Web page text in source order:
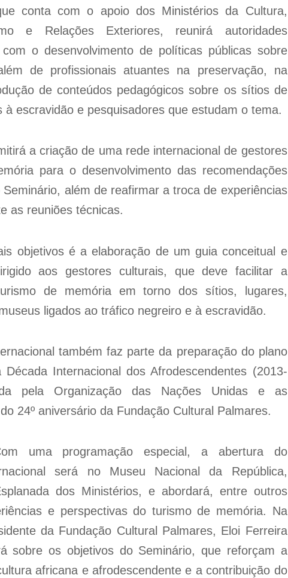
conta com o apoio dos Ministérios da Cultura,
e Relações Exteriores, reunirá autoridades
com o desenvolvimento de políticas públicas sobre
de profissionais atuantes na preservação, na
de conteúdos pedagógicos sobre os sítios de
à escravidão e pesquisadores que estudam o tema.
a criação de uma rede internacional de gestores
para o desenvolvimento das recomendações
além de reafirmar a troca de experiências
as reuniões técnicas.
objetivos é a elaboração de um guia conceitual e
aos gestores culturais, que deve facilitar a
de memória em torno dos sítios, lugares,
ligados ao tráfico negreiro e à escravidão.
também faz parte da preparação do plano
Internacional dos Afrodescendentes (2013-
pela Organização das Nações Unidas e as
24º aniversário da Fundação Cultural Palmares.
uma programação especial, a abertura do
será no Museu Nacional da República,
dos Ministérios, e abordará, entre outros
e perspectivas do turismo de memória. Na
da Fundação Cultural Palmares, Eloi Ferreira
sobre os objetivos do Seminário, que reforçam a
africana e afrodescendente e a contribuição do